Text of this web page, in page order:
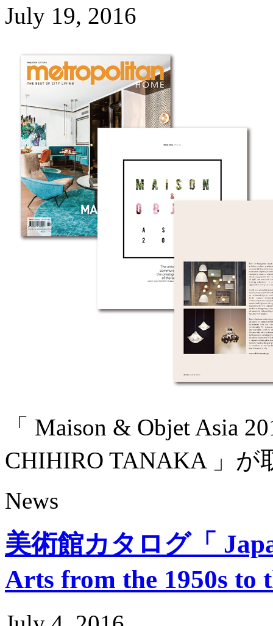
July 19, 2016
「 Maison & Objet Asia
CHIHIRO TANAKA 」
News
美術館カタログ「
Arts from the 1950s to